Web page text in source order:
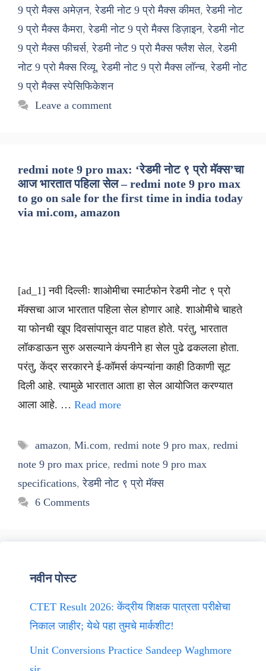
9 प्रो मैक्स अमेज़न,रेडमी नोट 9 प्रो मैक्स कीमत,रेडमी नोट
9 प्रो मैक्स कैमरा,रेडमी नोट 9 प्रो मैक्स डिज़ाइन,रेडमी नोट
9 प्रो मैक्स फीचर्स,रेडमी नोट 9 प्रो मैक्स फ्लैश सेल,रेडमी
नोट 9 प्रो मैक्स रिव्यू,रेडमी नोट 9 प्रो मैक्स लॉन्च,रेडमी नोट
9 प्रो मैक्स स्पेसिफिकेशन
Leave a comment
redmi note 9 pro max: ‘रेडमी नोट ९ प्रो मॅक्स’चा
आज भारतात पहिला सेल – redmi note 9 pro max
to go on sale for the first time in india today
via mi.com, amazon
[ad_1] नवी दिल्लीः शाओमीचा स्मार्टफोन रेडमी नोट ९ प्रो
मॅक्सचा आज भारतात पहिला सेल होणार आहे. शाओमीचे चाहते
या फोनची खूप दिवसांपासून वाट पाहत होते. परंतु, भारतात
लॉकडाऊन सुरु असल्याने कंपनीने हा सेल पुढे ढकलला होता.
परंतु, केंद्र सरकारने ई-कॉमर्स कंपन्यांना काही ठिकाणी सूट
दिली आहे. त्यामुळे भारतात आता हा सेल आयोजित करण्यात
आला आहे. … Read more
Tags
amazon, Mi.com, redmi note 9 pro max, redmi
note 9 pro max price, redmi note 9 pro max
specifications,रेडमी नोट ९ प्रो मॅक्स
6 Comments
नवीन पोस्ट
CTET Result 2026: केंद्रीय शिक्षक पात्रता परीक्षेचा
निकाल जाहीर; येथे पहा तुमचे मार्कशीट!
Unit Conversions Practice Sandeep Waghmore